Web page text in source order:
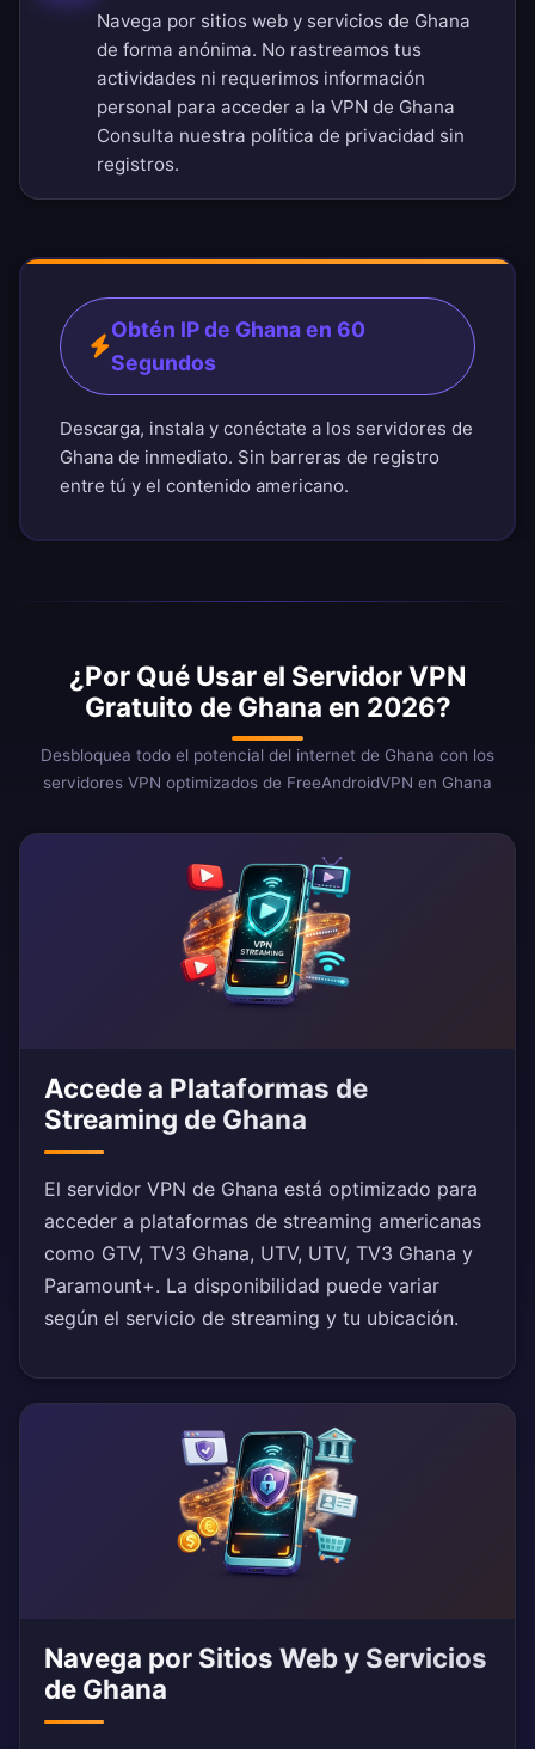
Navega por sitios web y servicios de Ghana
de forma anónima. No rastreamos tus
actividades ni requerimos información
personal para acceder a la VPN de Ghana
Consulta nuestra política de privacidad sin
registros.
Obtén IP de Ghana en 60
Segundos
Descarga, instala y conéctate a los servidores de
Ghana de inmediato. Sin barreras de registro
entre tú y el contenido americano.
¿Por Qué Usar el Servidor VPN
Gratuito de Ghana en 2026?
Desbloquea todo el potencial del internet de Ghana con los
servidores VPN optimizados de FreeAndroidVPN en Ghana
Accede a Plataformas de
Streaming de Ghana
El servidor VPN de Ghana está optimizado para
acceder a plataformas de streaming americanas
como GTV, TV3 Ghana, UTV, UTV, TV3 Ghana y
Paramount+. La disponibilidad puede variar
según el servicio de streaming y tu ubicación.
Navega por Sitios Web y Servicios
de Ghana